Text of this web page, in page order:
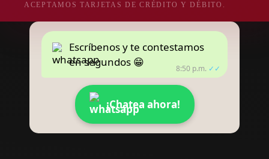
ACEPTAMOS TARJETAS DE CRÉDITO Y DÉBITO.
Escríbenos y te contestamos
en segundos 😁
8:50 p.m. ✓✓
¡Chatea ahora!